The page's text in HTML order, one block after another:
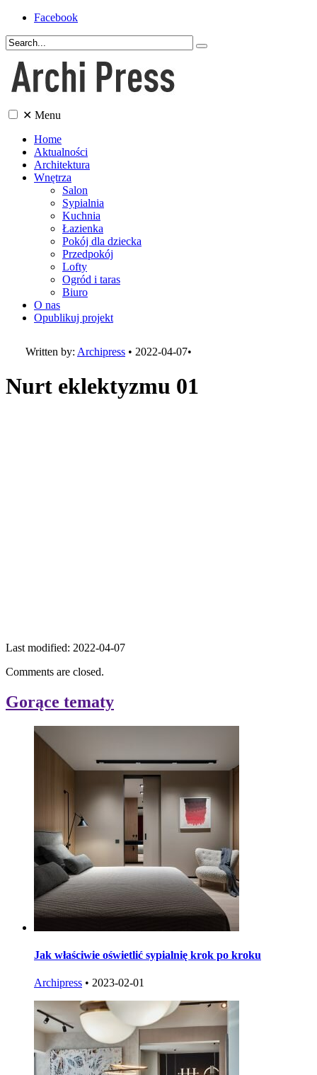
Facebook
✕ Menu
Home
Aktualności
Architektura
Wnętrza
Salon
Sypialnia
Kuchnia
Łazienka
Pokój dla dziecka
Przedpokój
Lofty
Ogród i taras
Biuro
O nas
Opublikuj projekt
Written by: Archipress • 2022-04-07•
Nurt eklektyzmu 01
Last modified: 2022-04-07
Comments are closed.
Gorące tematy
Jak właściwie oświetlić sypialnię krok po kroku
Archipress • 2023-02-01